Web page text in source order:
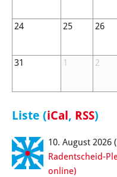
24 25 26
31 1 2
Liste (iCal , RSS)
10. August 2026
Radentscheid-
online)